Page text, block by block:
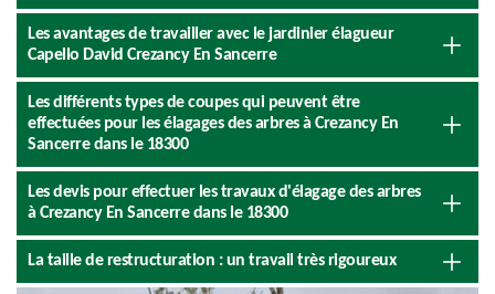
Les avantages de travailler avec le jardinier élagueur
Capello David Crezancy En Sancerre
Les différents types de coupes qui peuvent être
effectuées pour les élagages des arbres à Crezancy En
Sancerre dans le 18300
Les devis pour effectuer les travaux d'élagage des arbres
à Crezancy En Sancerre dans le 18300
La taille de restructuration : un travail très rigoureux